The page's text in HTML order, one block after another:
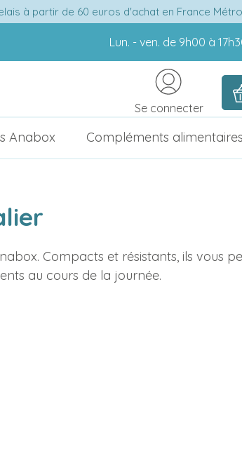
à partir de 60 euros d'achat en France
Lun. - ven. de 9h00 à
Se connecter
Anabox Compléments alimentaires
Compacts et résistants, ils vous
au cours de la journée.